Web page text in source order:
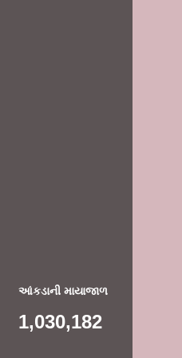
આંકડાની માયાજાળ
1,030,182